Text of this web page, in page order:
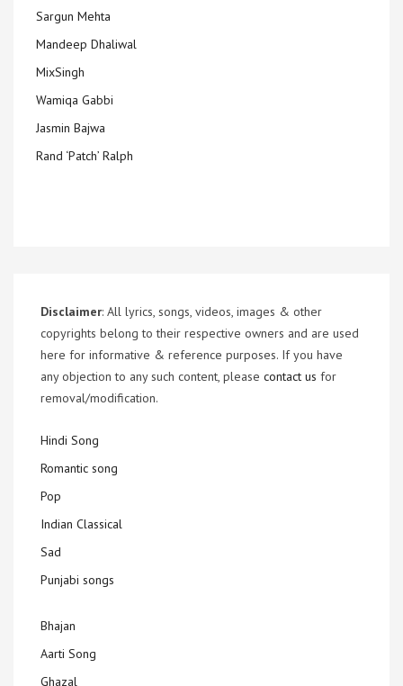
Sargun Mehta
Mandeep Dhaliwal
MixSingh
Wamiqa Gabbi
Jasmin Bajwa
Rand ‘Patch’ Ralph
Disclaimer: All lyrics, songs, videos, images & other
copyrights belong to their respective owners and are used
here for informative & reference purposes. If you have
any objection to any such content, please contact us for
removal/modification.
Hindi Song
Romantic song
Pop
Indian Classical
Sad
Punjabi songs
Bhajan
Aarti Song
Ghazal